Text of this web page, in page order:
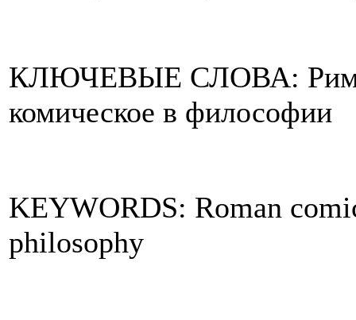
КЛЮЧЕВЫЕ СЛОВА:
комическое в философии
KEYWORDS: Roman
philosophy